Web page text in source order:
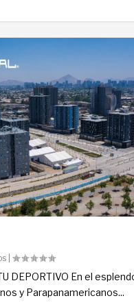
|
DEPORTIVO En el
y Parapanamericanos...